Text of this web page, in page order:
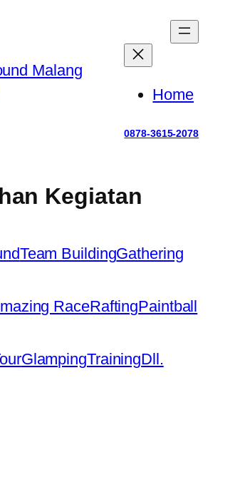
Malang
Home
0878-3615-2078
Kegiatan
Team BuildingGathering
RaceRaftingPaintball
GlampingTrainingDll.